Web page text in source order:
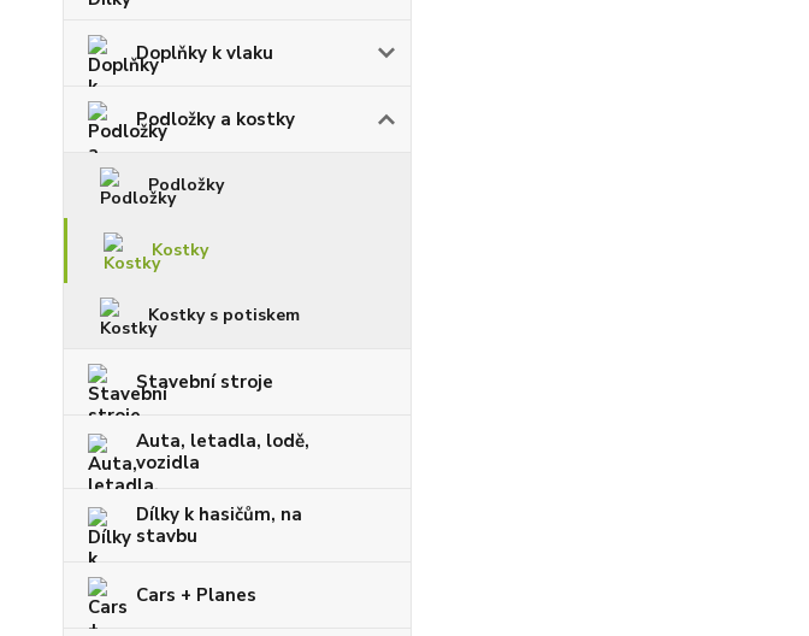
Doplňky k vlaku
Podložky a kostky
Podložky
Kostky
Kostky s potiskem
Stavební stroje
Auta, letadla, lodě,
vozidla
Dílky k hasičům, na
stavbu
Cars + Planes